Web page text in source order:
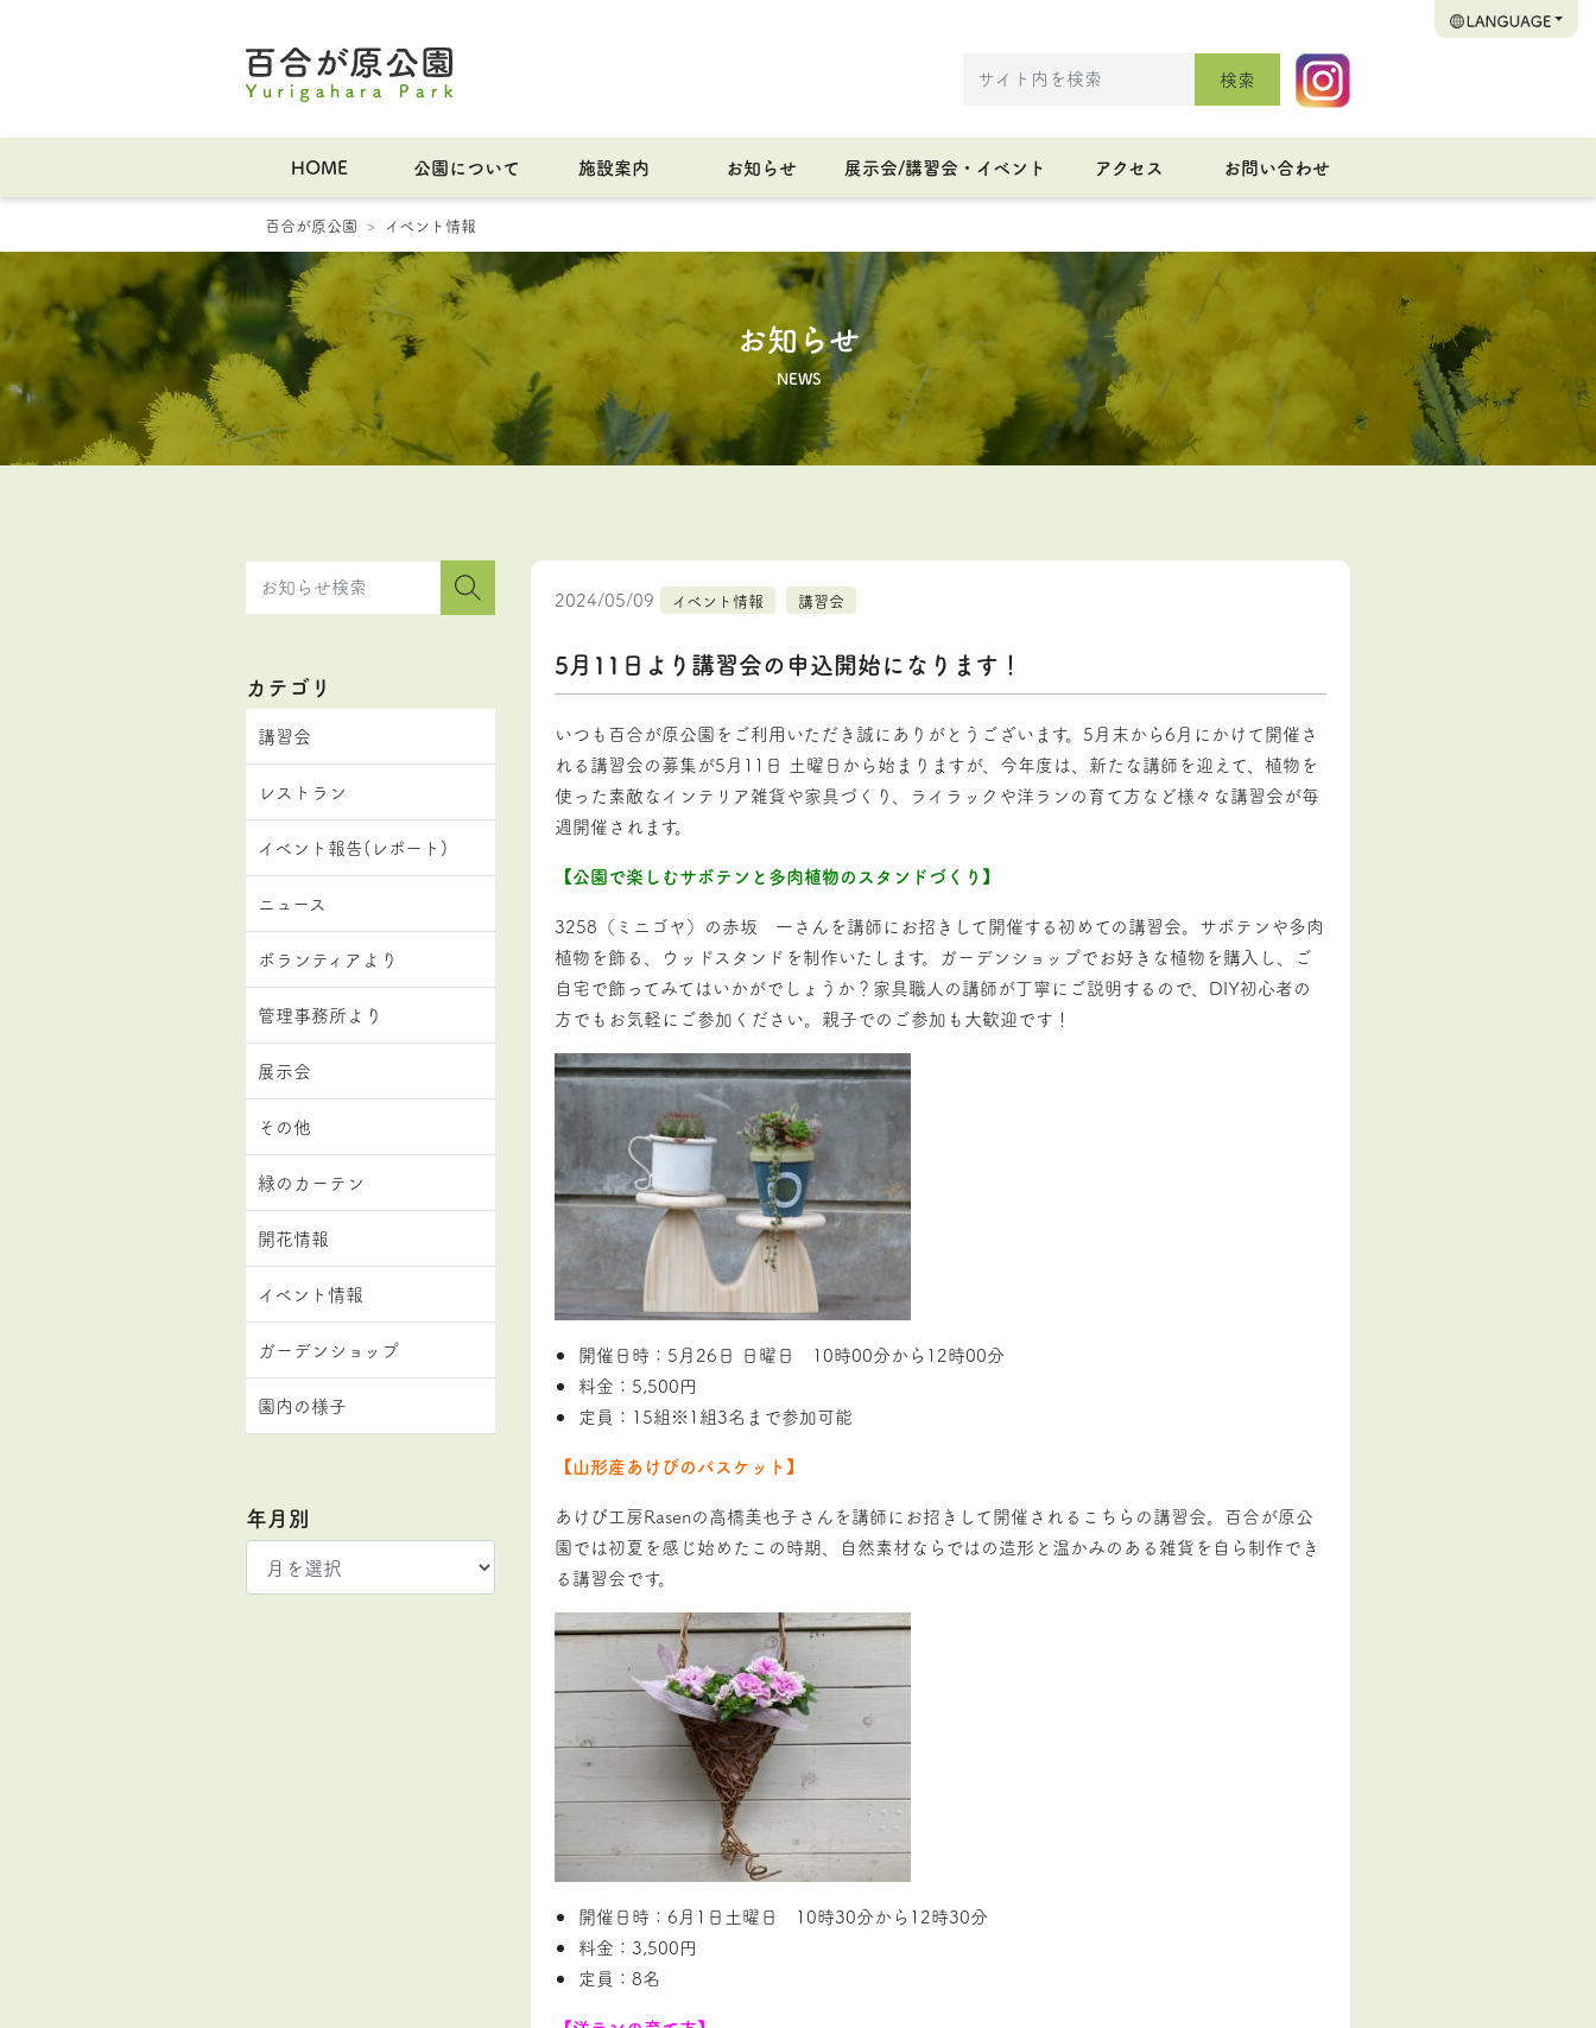
検索
HOME 公園について 施設案内 お知らせ 展示会/講習会・イベント アクセス お問い合わせ
百合が原公園 イベント情報
お知らせ
NEWS
2024/05/09 イベント情報 講習会
5月11日より講習会の申込開始になります！
いつも百合が原公園をご利用いただき誠にありがとうございます。5月末から6月にかけて開催さ
れる講習会の募集が5月11日 土曜日から始まりますが、今年度は、新たな講師を迎えて、植物を
使った素敵なインテリア雑貨や家具づくり、ライラックや洋ランの育て方など様々な講習会が毎
週開催されます。
【公園で楽しむサボテンと多肉植物のスタンドづくり】
3258（ミニゴヤ）の赤坂 一さんを講師にお招きして開催する初めての講習会。サボテンや多肉
植物を飾る、ウッドスタンドを制作いたします。ガーデンショップでお好きな植物を購入し、ご
自宅で飾ってみてはいかがでしょうか？家具職人の講師が丁寧にご説明するので、DIY初心者の
方でもお気軽にご参加ください。親子でのご参加も大歓迎です！
開催日時：5月26日 日曜日 10時00分から12時00分
料金：5,500円
定員：15組※1組3名まで参加可能
【山形産あけびのバスケット】
あけび工房Rasenの高橋美也子さんを講師にお招きして開催されるこちらの講習会。百合が原公
園では初夏を感じ始めたこの時期、自然素材ならではの造形と温かみのある雑貨を自ら制作でき
る講習会です。
開催日時：6月1日土曜日 10時30分から12時30分
料金：3,500円
定員：8名
カテゴリ
講習会
レストラン
イベント報告(レポート)
ニュース
ボランティアより
管理事務所より
展示会
その他
緑のカーテン
開花情報
イベント情報
ガーデンショップ
園内の様子
年月別